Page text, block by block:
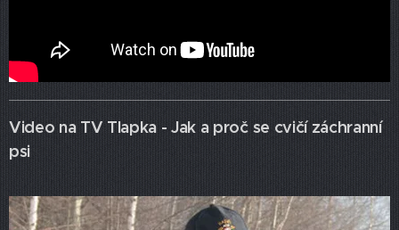
Video na TV Tlapka - Jak a proč se cvičí záchranní
psi